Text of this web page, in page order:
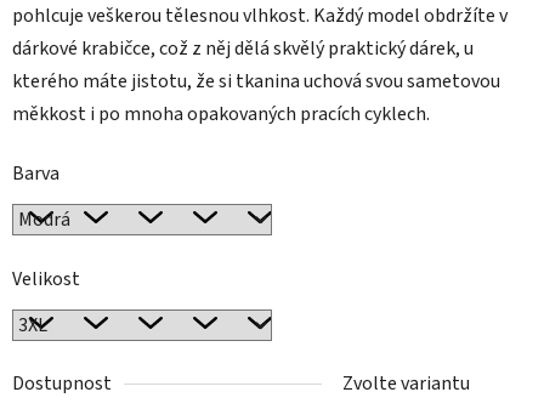
pohlcuje veškerou tělesnou vlhkost. Každý model obdržíte v
dárkové krabičce, což z něj dělá skvělý praktický dárek, u
kterého máte jistotu, že si tkanina uchová svou sametovou
měkkost i po mnoha opakovaných pracích cyklech.
Barva
Velikost
Dostupnost Zvolte variantu